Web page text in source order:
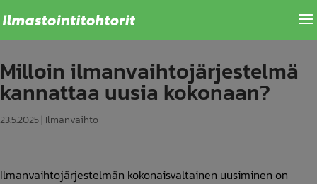
Milloin ilmanvaihtojärjestelmä
kannattaa uusia kokonaan?
23.5.2025| Ilmanvaihto
Ilmanvaihtojärjestelmän kokonaisvaltainen uusiminen on